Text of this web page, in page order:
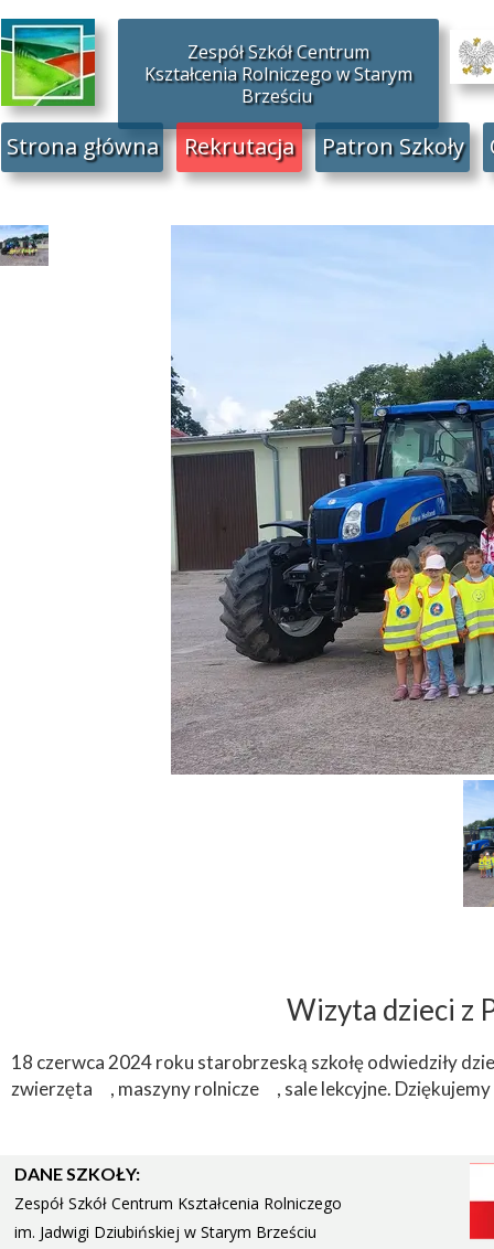
Wizyta dzieci z
18 czerwca 2024 roku starobrzeską szkołę odwiedziły
zwierzęta
, maszyny rolnicze , sale lekcyjne.
Rekrutacja
Strona główna Patron Szkoły
Zespół Szkół Centrum
Kształcenia Rolniczego w Starym
Brześciu
DANE SZKOŁY:
Zespół Szkół Centrum Kształcenia Rolniczego
im. Jadwigi Dziubińskiej w Starym Brześciu